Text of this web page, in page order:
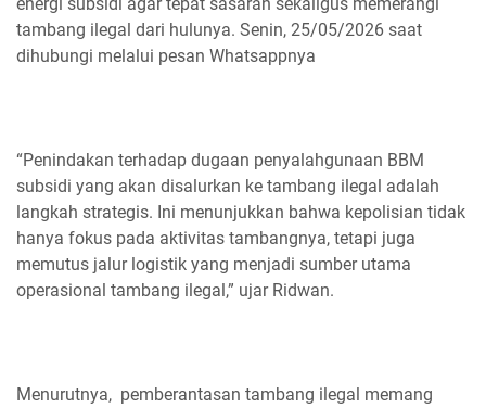
tambang ilegal dari hulunya. Senin, 25/05/2026 saat
dihubungi melalui pesan Whatsappnya
“Penindakan terhadap dugaan penyalahgunaan BBM
subsidi yang akan disalurkan ke tambang ilegal adalah
langkah strategis. Ini menunjukkan bahwa kepolisian tidak
hanya fokus pada aktivitas tambangnya, tetapi juga
memutus jalur logistik yang menjadi sumber utama
operasional tambang ilegal,” ujar Ridwan.
Menurutnya, pemberantasan tambang ilegal memang